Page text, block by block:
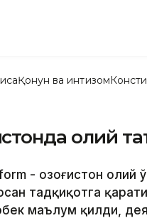
Қонун ва интизом
олий
- Қозоғистон
тадқиқотга
маълум қилди,